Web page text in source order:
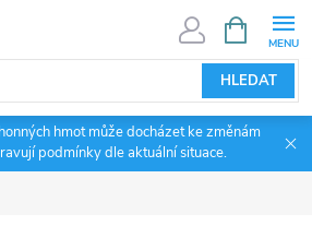
HLEDAT
NÁKUPNÍ
KOŠÍK
hmot může docházet ke změnám
podmínky dle aktuální situace.